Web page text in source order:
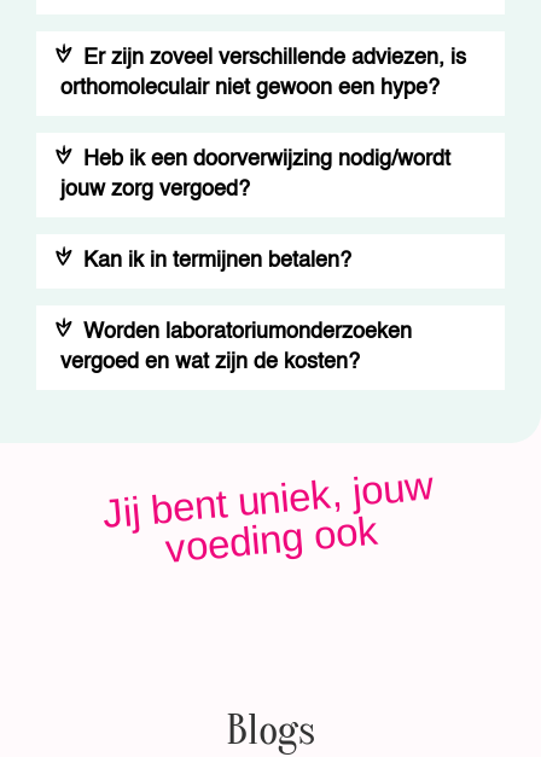
Er zijn zoveel verschillende adviezen, is
orthomoleculair niet gewoon een hype?
Heb ik een doorverwijzing nodig/wordt
jouw zorg vergoed?
Kan ik in termijnen betalen?
Worden laboratoriumonderzoeken
vergoed en wat zijn de kosten?
Jij bent uniek, jou
w
voeding ook
Blogs